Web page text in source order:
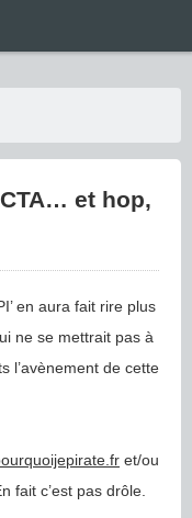
et hop,
en aura fait rire plus
ne se mettrait pas à
l’avènement de cette
et/ou
fait c’est pas drôle.